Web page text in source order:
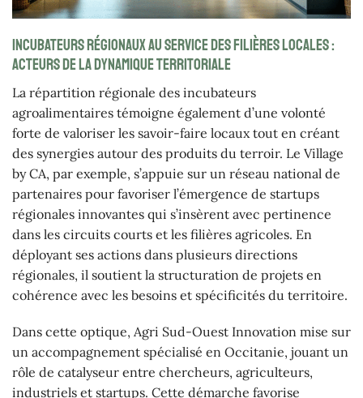
Incubateurs régionaux au service des filières locales :
acteurs de la dynamique territoriale
La répartition régionale des incubateurs
agroalimentaires témoigne également d’une volonté
forte de valoriser les savoir-faire locaux tout en créant
des synergies autour des produits du terroir. Le Village
by CA, par exemple, s’appuie sur un réseau national de
partenaires pour favoriser l’émergence de startups
régionales innovantes qui s’insèrent avec pertinence
dans les circuits courts et les filières agricoles. En
déployant ses actions dans plusieurs directions
régionales, il soutient la structuration de projets en
cohérence avec les besoins et spécificités du territoire.
Dans cette optique, Agri Sud-Ouest Innovation mise sur
un accompagnement spécialisé en Occitanie, jouant un
rôle de catalyseur entre chercheurs, agriculteurs,
industriels et startups. Cette démarche favorise